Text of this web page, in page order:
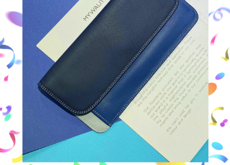
【注意事項】
１．透過由恩沛科技股份有限公司提供之「AFTEE先享後付」服務完成之交
易，需依本服務之必要範圍內提供個人資料，並將交易相關給付款項請求債
權轉讓予恩沛科技股份有限公司。
２．關於個人資料處理事宜，請瀏覽以下網址：
https://aftee.tw/terms/#terms3
３．未成年的使用者請事先徵得法定代理人或監護人之同意方可使用
「AFTEE先享後付」，若未經同意申辦者引起之損失，本公司不負相關責
４．使用「AFTEE先享後付」時，將依據個別帳號之用戶狀況，依本公司即
時審查核予不同之上限額度；若仍有額度不足之情形，本公司將視審查結果
請求用戶進行身份認證。
５．嚴禁一人註冊多個帳號或使用他人資訊註冊。若發現惡意使用之情形，
恩沛科技股份有限公司將有權停止該用戶之使用額度並採取法律行動。